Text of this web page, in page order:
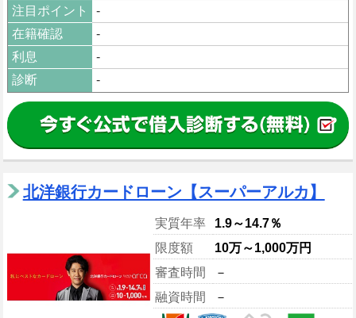
注目ポイント
-
在籍確認
-
利息
-
診断
-
北洋銀行カードローン【スーパーアルカ】
実質年率
1.9～14.7％
限度額
10万～1,000万円
審査時間
－
融資時間
－